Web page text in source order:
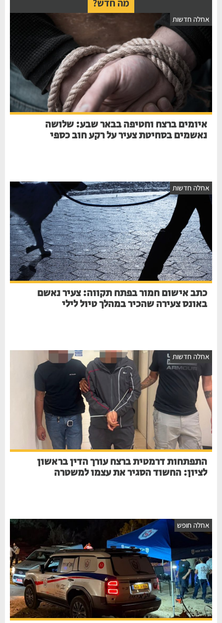
מה חדש?
חדשות
איומים ברצח וחטיפה בבאר שבע: שלושה
נאשמים בסחיטת צעיר על רקע חוב כספי
חדשות
כתב אישום חמור בפתח תקווה: צעיר נאשם
באונס צעירה שהכיר במהלך טיול לילי
חדשות
התפתחות דרמטית ברצח עורך הדין בראשון
לציון: החשוד הסגיר את עצמו למשטרה
חופש